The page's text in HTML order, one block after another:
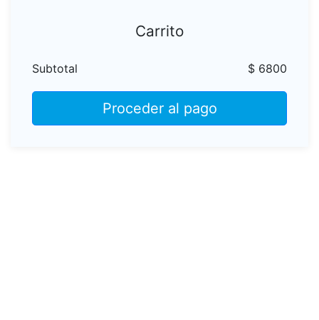
Carrito
Subtotal $ 6800
Proceder al pago